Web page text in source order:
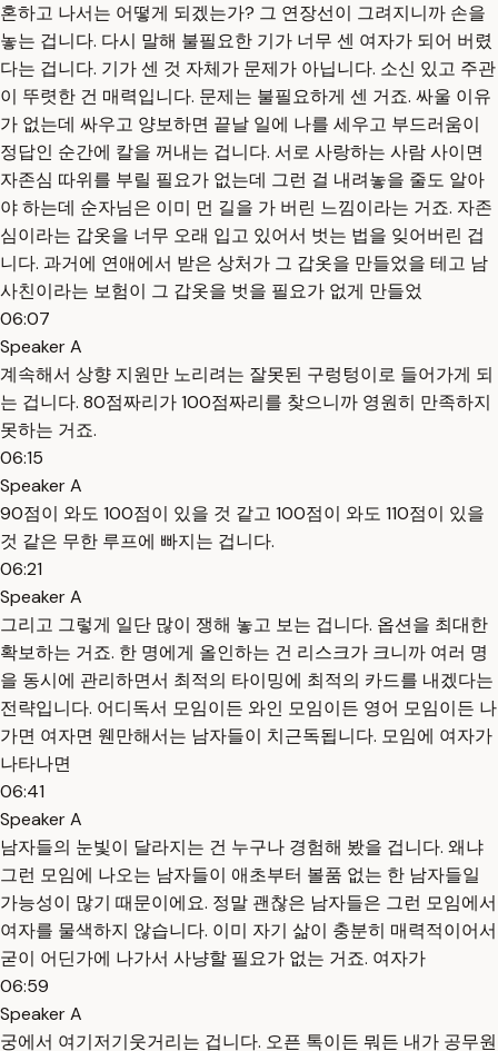
혼하고 나서는 어떻게 되겠는가? 그 연장선이 그려지니까 손을
놓는 겁니다. 다시 말해 불필요한 기가 너무 센 여자가 되어 버렸
다는 겁니다. 기가 센 것 자체가 문제가 아닙니다. 소신 있고 주관
이 뚜렷한 건 매력입니다. 문제는 불필요하게 센 거죠. 싸울 이유
가 없는데 싸우고 양보하면 끝날 일에 나를 세우고 부드러움이
정답인 순간에 칼을 꺼내는 겁니다. 서로 사랑하는 사람 사이면
자존심 따위를 부릴 필요가 없는데 그런 걸 내려놓을 줄도 알아
야 하는데 순자님은 이미 먼 길을 가 버린 느낌이라는 거죠. 자존
심이라는 갑옷을 너무 오래 입고 있어서 벗는 법을 잊어버린 겁
니다. 과거에 연애에서 받은 상처가 그 갑옷을 만들었을 테고 남
사친이라는 보험이 그 갑옷을 벗을 필요가 없게 만들었
06:07
Speaker A
계속해서 상향 지원만 노리려는 잘못된 구렁텅이로 들어가게 되
는 겁니다. 80점짜리가 100점짜리를 찾으니까 영원히 만족하지
못하는 거죠.
06:15
Speaker A
90점이 와도 100점이 있을 것 같고 100점이 와도 110점이 있을
것 같은 무한 루프에 빠지는 겁니다.
06:21
Speaker A
그리고 그렇게 일단 많이 쟁해 놓고 보는 겁니다. 옵션을 최대한
확보하는 거죠. 한 명에게 올인하는 건 리스크가 크니까 여러 명
을 동시에 관리하면서 최적의 타이밍에 최적의 카드를 내겠다는
전략입니다. 어디독서 모임이든 와인 모임이든 영어 모임이든 나
가면 여자면 웬만해서는 남자들이 치근독됩니다. 모임에 여자가
나타나면
06:41
Speaker A
남자들의 눈빛이 달라지는 건 누구나 경험해 봤을 겁니다. 왜냐
그런 모임에 나오는 남자들이 애초부터 볼품 없는 한 남자들일
가능성이 많기 때문이에요. 정말 괜찮은 남자들은 그런 모임에서
여자를 물색하지 않습니다. 이미 자기 삶이 충분히 매력적이어서
굳이 어딘가에 나가서 사냥할 필요가 없는 거죠. 여자가
06:59
Speaker A
궁에서 여기저기웃거리는 겁니다. 오픈 톡이든 뭐든 내가 공무원